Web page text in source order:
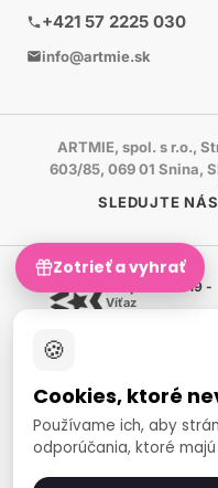
+421 57 2225 030
info@artmie.sk
ARTMIE, spol. s r.o.,
603/85, 069 01 Snina,
SLEDUJTE NÁS
Shoproku 2019 -
Víťaz
🍪
Cookies, ktoré
Používame ich, aby
odporúčania, ktoré majú
Zotrieť a vyhrať